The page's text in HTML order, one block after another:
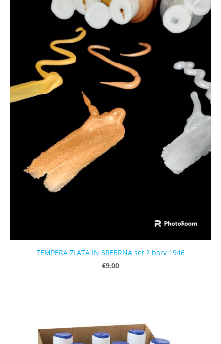
TEMPERA ZLATA IN SREBRNA set 2 barv 1946
€9.00